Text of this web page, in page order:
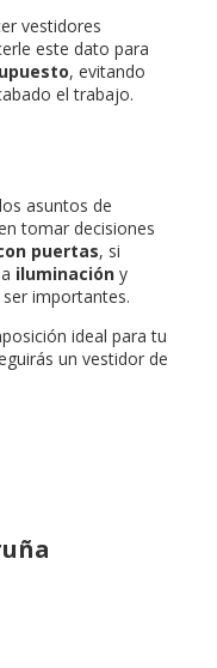
vestidores
este dato para
, evitando
el trabajo.
asuntos de
tomar decisiones
puertas, si
iluminación y
importantes.
ideal para tu
un vestidor de